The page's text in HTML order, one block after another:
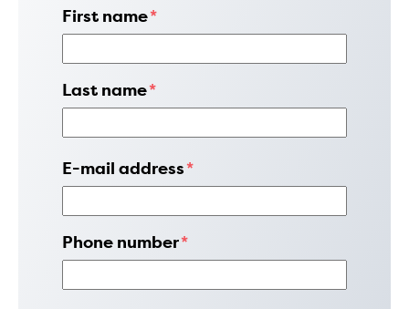
First name*
Last name*
E-mail address*
Phone number*